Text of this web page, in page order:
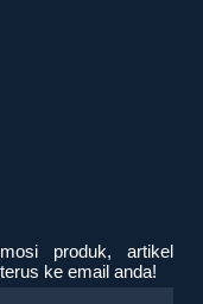
produk, artikel
ke email anda!